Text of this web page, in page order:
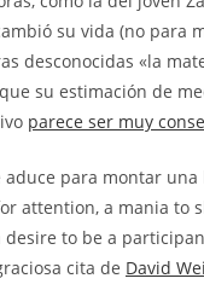
su vida (no para
desconocidas «la
su estimación de
parece ser muy
aduce para montar una
attention, a mania to
desire to be a
cita de David